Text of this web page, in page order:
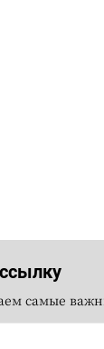
самые